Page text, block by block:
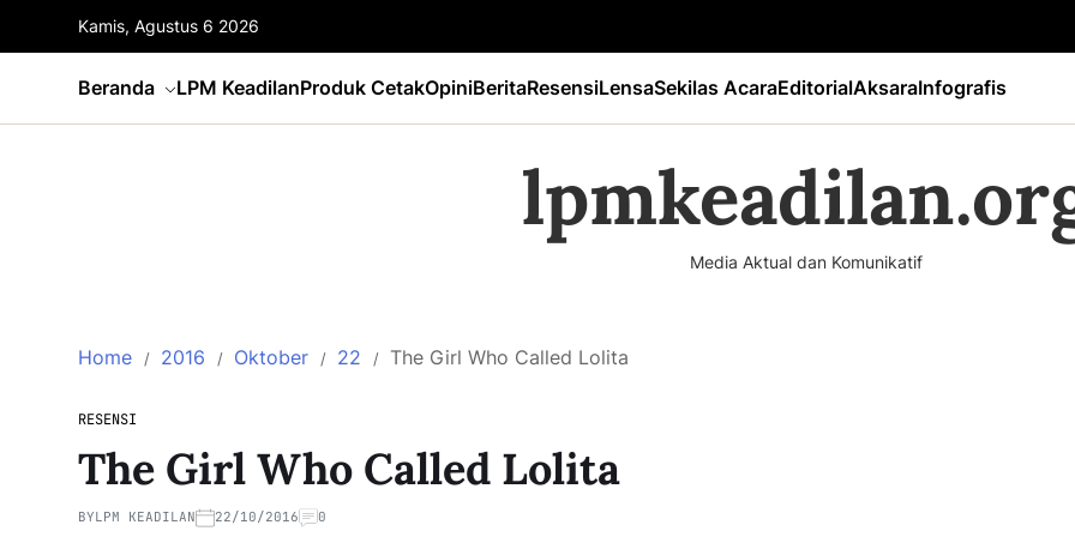
Kamis, Agustus 6 2026
Beranda LPM KeadilanProduk CetakOpiniBeritaResensiLensaSekilas AcaraEditorialAksaraInfografis
Media Aktual dan Komunikatif
Home 2016 Oktober 22 The Girl Who Called Lolita
RESENSI
The Girl Who Called Lolita
BYLPM KEADILAN 22/10/2016 0